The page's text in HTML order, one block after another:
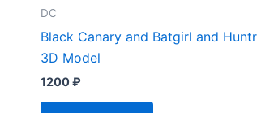
DC
Black Canary and Batgirl and
3D Model
1200₽